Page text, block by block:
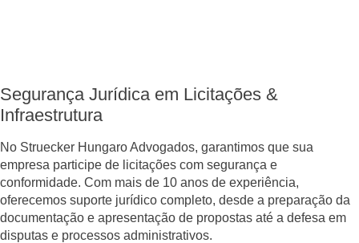
Segurança Jurídica em Licitações &
Infraestrutura
No Struecker Hungaro Advogados, garantimos que sua
empresa participe de licitações com segurança e
conformidade. Com mais de 10 anos de experiência,
oferecemos suporte jurídico completo, desde a preparação da
documentação e apresentação de propostas até a defesa em
disputas e processos administrativos.